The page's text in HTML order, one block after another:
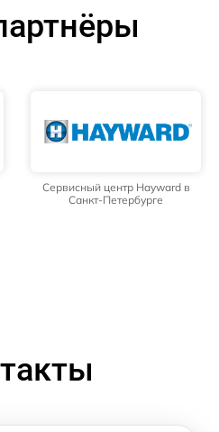
Сервисный центр Hayward в
Санкт-Петербурге